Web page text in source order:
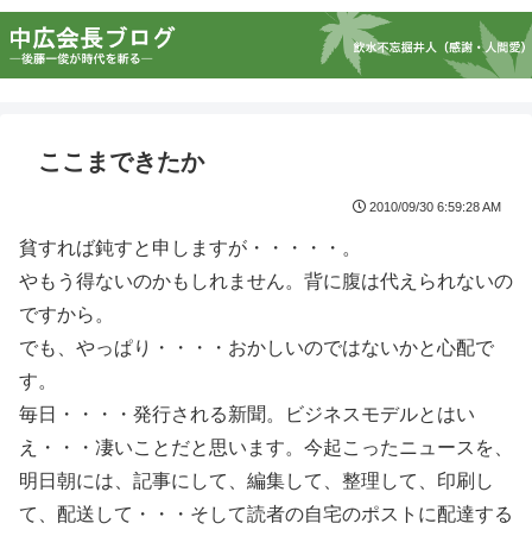
ここまできたか
2010/09/30 6:59:28 AM
貧すれば鈍すと申しますが・・・・・。
やもう得ないのかもしれません。背に腹は代えられないの
ですから。
でも、やっぱり・・・・おかしいのではないかと心配で
す。
毎日・・・・発行される新聞。ビジネスモデルとはい
え・・・凄いことだと思います。今起こったニュースを、
明日朝には、記事にして、編集して、整理して、印刷し
て、配送して・・・そして読者の自宅のポストに配達する